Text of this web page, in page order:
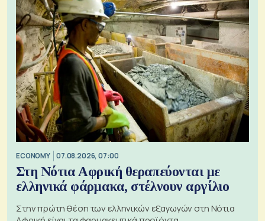
ECONOMY 07.08.2026, 07:00
Στη Νότια Αφρική θεραπεύονται με
ελληνικά φάρμακα, στέλνουν αργίλιο
Στην πρώτη θέση των ελληνικών εξαγωγών στη Νότια